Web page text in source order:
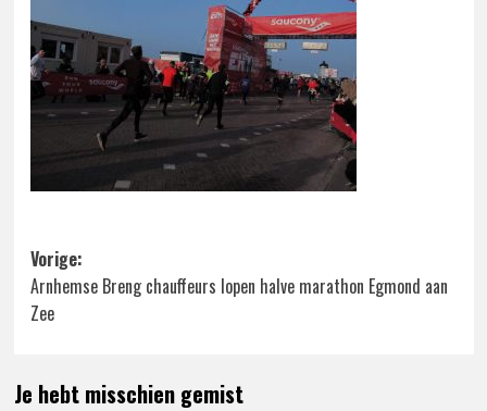
Bericht
navigatie
Vorige:
Arnhemse Breng chauffeurs lopen halve marathon Egmond aan
Zee
Je hebt misschien gemist